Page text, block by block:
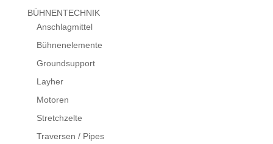
BÜHNENTECHNIK
Anschlagmittel
Bühnenelemente
Groundsupport
Layher
Motoren
Stretchzelte
Traversen / Pipes